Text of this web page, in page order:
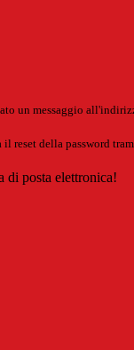
un messaggio
reset della password
di posta elettronica!